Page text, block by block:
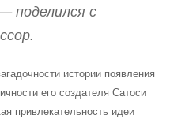
поделился с
истории появления
его создателя Сатоси
привлекательность идеи